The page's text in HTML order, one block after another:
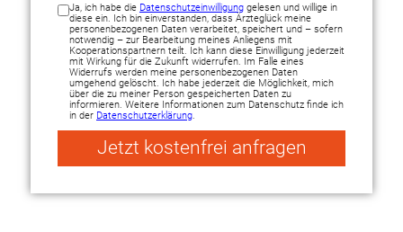
Ja, ich habe die Datenschutzeinwilligung gelesen und willige in
diese ein. Ich bin einverstanden, dass Ärzteglück meine
personenbezogenen Daten verarbeitet, speichert und – sofern
notwendig – zur Bearbeitung meines Anliegens mit
Kooperationspartnern teilt. Ich kann diese Einwilligung jederzeit
mit Wirkung für die Zukunft widerrufen. Im Falle eines
Widerrufs werden meine personenbezogenen Daten
umgehend gelöscht. Ich habe jederzeit die Möglichkeit, mich
über die zu meiner Person gespeicherten Daten zu
informieren. Weitere Informationen zum Datenschutz finde ich
in der Datenschutzerklärung.
Jetzt kostenfrei anfragen